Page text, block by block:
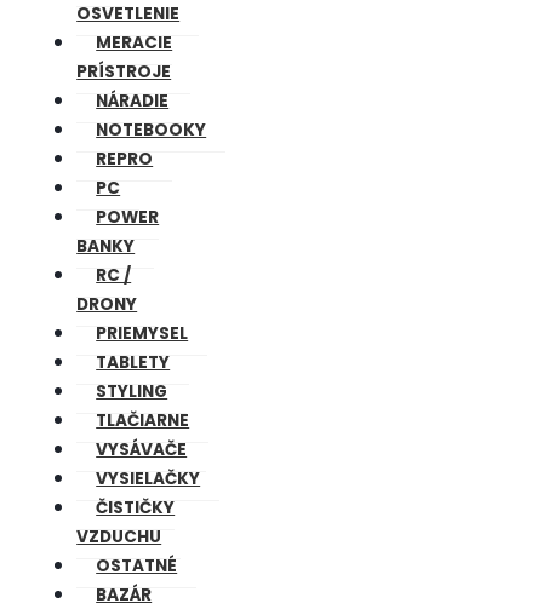
OSVETLENIE
MERACIE
PRÍSTROJE
NÁRADIE
NOTEBOOKY
REPRO
PC
POWER
BANKY
RC /
DRONY
PRIEMYSEL
TABLETY
STYLING
TLAČIARNE
VYSÁVAČE
VYSIELAČKY
ČISTIČKY
VZDUCHU
OSTATNÉ
BAZÁR